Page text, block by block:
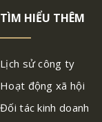
TÌM HIỂU THÊM
Lịch sử công ty
Hoạt động xã hội
Đối tác kinh doanh